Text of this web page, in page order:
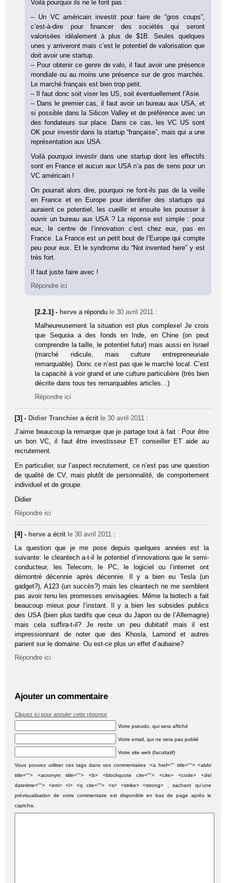
Voilà pourquoi ils ne le font pas :
– Un VC américain investit pour faire de “gros coups”,
c’est-à-dire pour financer des sociétés qui seront
valorisées idéalement à plus de $1B. Seules quelques
unes y arriveront mais c’est le potentiel de valorisation que
doit avoir une startup.
– Pour obtenir ce genre de valo, il faut avoir une présence
mondiale ou au moins une présence sur de gros marchés.
Le marché français est bien trop petit.
– Il faut donc soit viser les US, soit éventuellement l’Asie.
– Dans le premier cas, il faut avoir un bureau aux USA, et
si possible dans la Silicon Valley et de préférence avec un
des fondateurs sur place. Dans ce cas, les VC US sont
OK pour investir dans la startup “française”, mais qui a une
représentation aux USA.
Voilà pourquoi investir dans une startup dont les effectifs
sont en France et aucun aux USA n’a pas de sens pour un
VC américain !
On pourrait alors dire, pourquoi ne font-ils pas de la veille
en France et en Europe pour identifier des startups qui
auraient ce potentiel, les cueillir et ensuite les pousser à
ouvrir un bureau aux USA ? La réponse est simple : pour
eux, le centre de l’innovation c’est chez eux, pas en
France. La France est un petit bout de l’Europe qui compte
peu pour eux. Et le syndrome du “Not invented here” y est
très fort.
Il faut juste faire avec !
Répondre ici
[2.2.1] - herve a répondu le 30 avril 2011 :
Malheureusement la situation est plus complexe! Je crois
que Sequoia a des fonds en Inde, en Chine (on peut
comprendre la taille, le potentiel futur) mais aussi en Israel
(marché ridicule, mais culture entrepreneuriale
remarquable). Donc ce n’est pas que le marché local. C’est
la capacité à voir grand et une culture particulière (très bien
décrite dans tous tes remarquables articles…)
Répondre ici
[3] - Didier Tranchier a écrit le 30 avril 2011 :
J’aime beaucoup la remarque que je partage tout à fait : Pour être
un bon VC, il faut être inves­tis­seur ET conseiller ET aide au
recru­te­ment.
En particulier, sur l’aspect recrutement, ce n’est pas une question
de qualité de CV, mais plutôt de personnalité, de comportement
individuel et de groupe.
Didier
Répondre ici
[4] - herve a écrit le 30 avril 2011 :
La question que je me pose depuis quelques années est la
suivante: le cleantech a-t-il le potentiel d’innovations que le semi-
conducteur, les Telecom, le PC, le logiciel ou l’internet ont
démontré décennie après décennie. Il y a bien eu Tesla (un
gadget?), A123 (un succès?) mais les cleantech ne me semblent
pas avoir tenu les promesses envisagées. Même la biotech a fait
beaucoup mieux pour l’instant. Il y a bien les subsides publics
des USA (bien plus tardifs que ceux du Japon ou de l’Allemagne)
mais cela suffira-t-il? Je reste un peu dubitatif mais il est
impressionnant de noter que des Khosla, Lamond et autres
parient sur le domaine. Ou est-ce plus un effet d’aubaine?
Répondre ici
Ajouter un commentaire
Cliquez ici pour annuler cette réponse
Votre pseudo, qui sera affiché
Votre email, qui ne sera pas publié
Votre site web (facultatif)
Vous pouvez utiliser ces tags dans vos commentaires :<a href="" title=""> <abbr
title=""> <acronym title=""> <b> <blockquote cite=""> <cite> <code> <del
datetime=""> <em> <i> <q cite=""> <s> <strike> <strong> , sachant qu'une
prévisualisation de votre commentaire est disponible en bas de page après le
captcha.